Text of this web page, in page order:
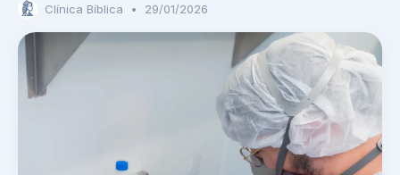
Sedes
Noticias y blog
Clínica Bíblica • 29/01/2026